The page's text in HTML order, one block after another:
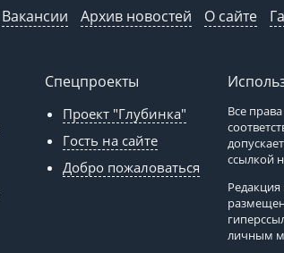
Вакансии Архив новостей О сайте
Спецпроекты
Проект "Глубинка"
Гость на сайте
Добро пожаловаться
Все
ссылкой
Редакция
личным